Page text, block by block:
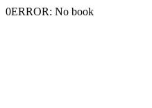
0ERROR: No book